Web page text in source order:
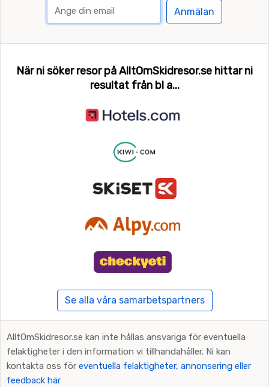
Anmälan
När ni söker resor på AlltOmSkidresor.se hittar ni
resultat från bl a...
Se alla våra samarbetspartners
AlltOmSkidresor.se kan inte hållas ansvariga för eventuella
felaktigheter i den information vi tillhandahåller. Ni kan
kontakta oss för eventuella felaktigheter, annonsering eller
feedback här